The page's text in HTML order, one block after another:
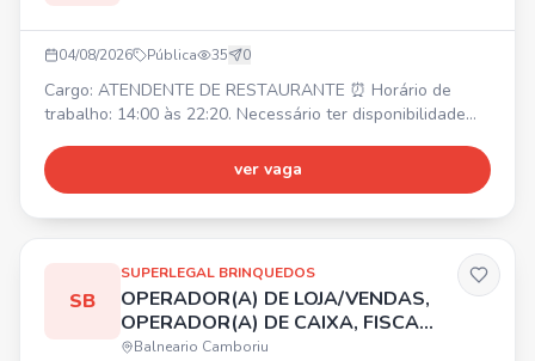
04/08/2026 Pública 35 0
Cargo: ATENDENTE DE RESTAURANTE ⏰ Horário de
trabalho: 14:00 às 22:20. Necessário ter disponibilidade
Benefícios: Alimentação na empresa, Vale transporte. ✅
Requisitos: Ser uma pessoa comunicativa, ter
ver vaga
SB
SUPERLEGAL BRINQUEDOS
OPERADOR(A) DE LOJA/VENDAS,
OPERADOR(A) DE CAIXA, FISCAL
DE LOJA
Balneario Camboriu